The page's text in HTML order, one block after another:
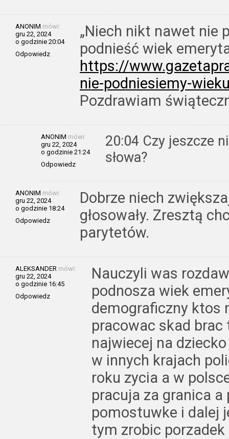
ANONIM mówi:
gru 22, 2024
o godzinie 20:04
Odpowiedz
„Niech nikt nawet nie
podnieść wiek
https://
nie-podniesiemy-
Pozdrawiam
ANONIM mówi:
gru 22, 2024
o godzinie 21:24
Odpowiedz
20:04 Czy jeszcze
słowa?
ANONIM mówi:
gru 22, 2024
o godzinie 18:24
Odpowiedz
Dobrze niech
głosowały. Zresztą
parytetów.
ALEKSANDER mówi:
gru 22, 2024
o godzinie 16:45
Odpowiedz
Nauczyli was
podnosza wiek
demograficzny ktos
pracowac skad
najwiecej na
w innych krajach
roku zycia a w
pracuja za granica
pomostuwke i dalej
tym zrobic porzadek